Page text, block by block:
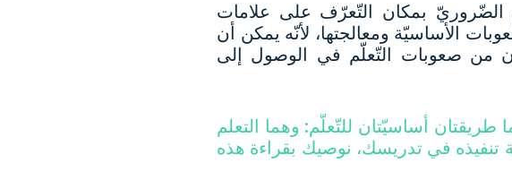
الضّروريّ بمكان التّعرّف على علامات
الأساسيّة ومعالجتها، لأنّه يمكن أن
من صعوبات التّعلّم في الوصول إلى
طريقتان أساسيّتان للتّعلّم: وهما التعلم
تنفيذه في تدريسك، نوصيك بقراءة هذه